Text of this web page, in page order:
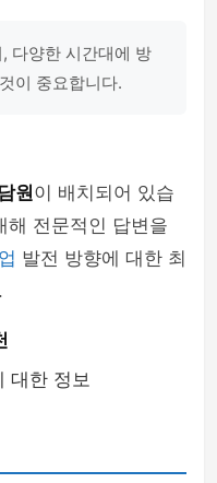
다양한 시간대에 방
이 중요합니다.
원이 배치되어 있습
해 전문적인 답변을
발전 방향에 대한 최
대한 정보